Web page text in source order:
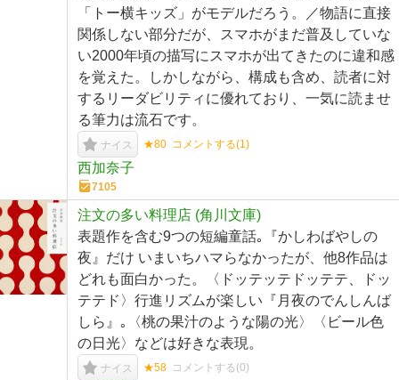
「トー横キッズ」がモデルだろう。／物語に直接
関係しない部分だが、スマホがまだ普及していな
い2000年頃の描写にスマホが出てきたのに違和感
を覚えた。しかしながら、構成も含め、読者に対
するリーダビリティに優れており、一気に読ませ
る筆力は流石です。
ナイス ★80 コメントする(1)
西加奈子
7105
注文の多い料理店 (角川文庫)
表題作を含む9つの短編童話｡『かしわばやしの
夜』だけ いまいちハマらなかったが、他8作品は
どれも面白かった。〈ドッテッテドッテテ、ドッ
テテド〉行進リズムが楽しい『月夜のでんしんば
しら』｡〈桃の果汁のような陽の光〉〈ビール色
の日光〉などは好きな表現。
ナイス ★58 コメントする(0)